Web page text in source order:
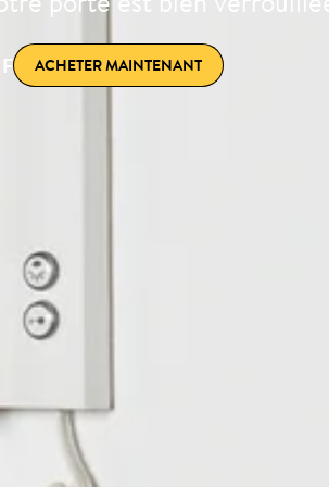
ACHETER MAINTENANT